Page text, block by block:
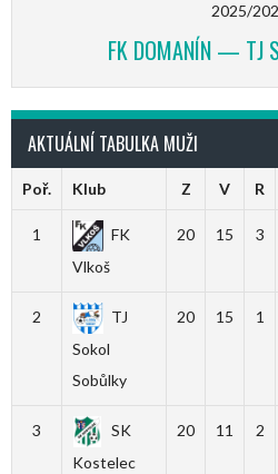
2025/
FK DOMANÍN — TJ
AKTUÁLNÍ TABULKA MUŽI
Poř. Klub Z V R
1
FK
Vlkoš
20 15 3
2
TJ
Sokol
Sobůlky
20 15 1
3
SK
Kostelec
20 11 2